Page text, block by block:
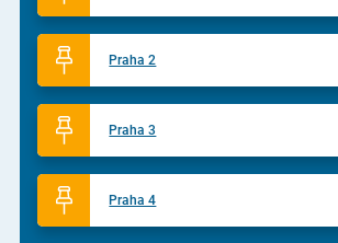
Praha 2
Praha 3
Praha 4